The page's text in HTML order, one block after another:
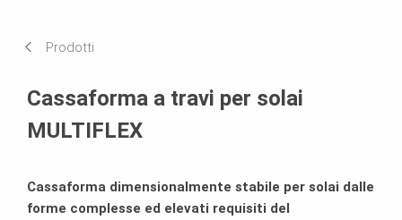
Prodotti
Cassaforma a travi per solai
MULTIFLEX
Cassaforma dimensionalmente stabile per solai dalle
forme complesse ed elevati requisiti del